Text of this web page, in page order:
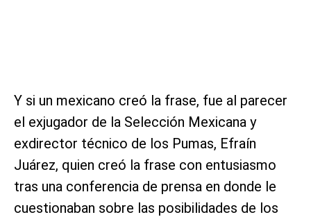
Y si un mexicano creó la frase, fue al parecer
el exjugador de la Selección Mexicana y
exdirector técnico de los Pumas, Efraín
Juárez, quien creó la frase con entusiasmo
tras una conferencia de prensa en donde le
cuestionaban sobre las posibilidades de los